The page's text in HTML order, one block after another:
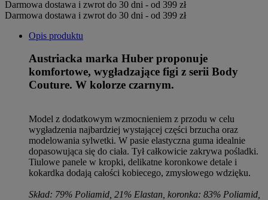
Darmowa dostawa i zwrot do 30 dni - od 399 zł
Darmowa dostawa i zwrot do 30 dni - od 399 zł
Opis produktu
Austriacka marka Huber proponuje
komfortowe, wygładzające figi z serii Body
Couture. W kolorze czarnym.
Model z dodatkowym wzmocnieniem z przodu w celu
wygładzenia najbardziej wystającej części brzucha oraz
modelowania sylwetki. W pasie elastyczna guma idealnie
dopasowująca się do ciała. Tył całkowicie zakrywa pośladki.
Tiulowe panele w kropki, delikatne koronkowe detale i
kokardka dodają całości kobiecego, zmysłowego wdzięku.
Skład: 79% Poliamid, 21% Elastan, koronka: 83% Poliamid,